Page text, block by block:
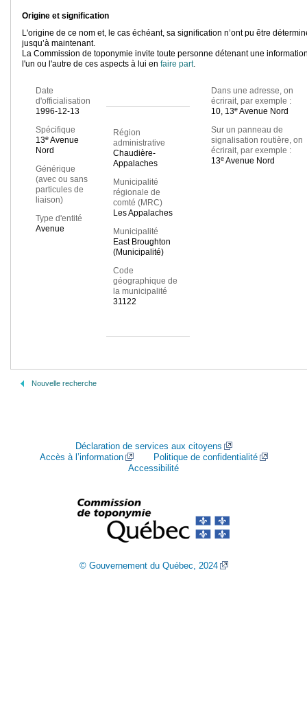
Origine et signification
L'origine de ce nom et, le cas échéant, sa signification n’ont pu être
jusqu’à maintenant.
La Commission de toponymie invite toute personne détenant une
l'un ou l'autre de ces aspects à lui en faire part.
Date
d'officialisation
1996-12-13
Spécifique
13e Avenue
Nord
Générique
(avec ou sans
particules de
liaison)
Type d'entité
Avenue
Région
administrative
Chaudière-
Appalaches
Municipalité
régionale de
comté (MRC)
Les Appalaches
Municipalité
East Broughton
(Municipalité)
Code
géographique de
la municipalité
31122
Dans une adresse, on
écrirait, par exemple :
10, 13eAvenue Nord
Sur un panneau de
signalisation routière, on
écrirait, par exemple :
13eAvenue Nord
Nouvelle recherche
Déclaration de services aux citoyens
Accès à l’information
Politique de confidentialité
Accessibilité
© Gouvernement du Québec, 2024